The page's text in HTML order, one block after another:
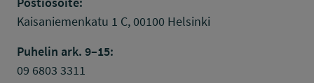
Kaisaniemenkatu 1 C, 00100 Helsinki
Puhelin ark. 9–15:
09 6803 3311